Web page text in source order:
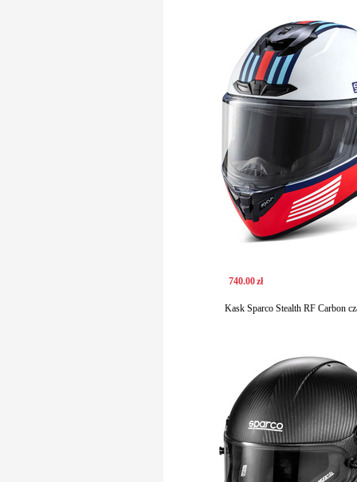
740.00zł
Kask Sparco Stealth RF Carbon